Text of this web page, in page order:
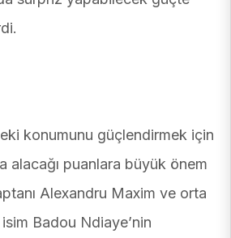
konumunu güçlendirmek için
alacağı puanlara büyük önem
Alexandru Maxim ve orta
Badou Ndiaye’nin